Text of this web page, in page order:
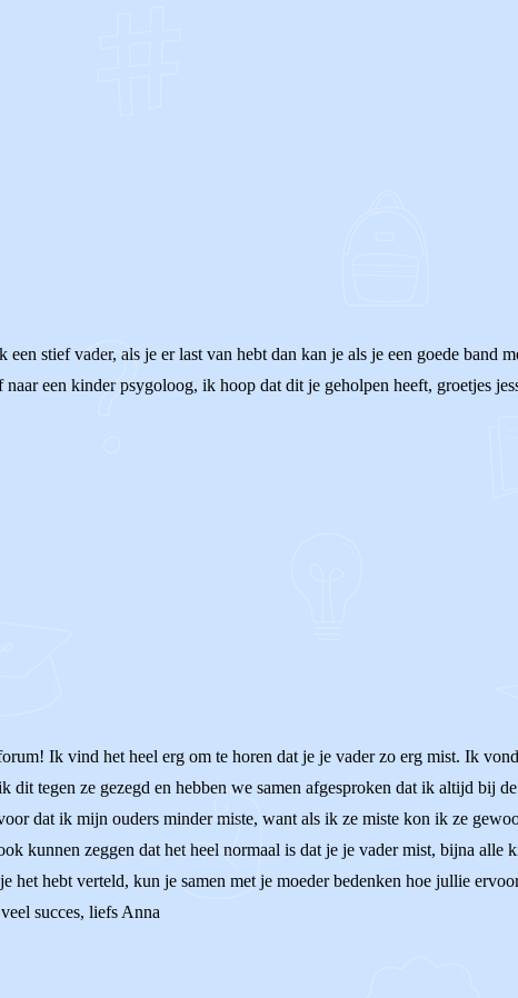
stief vader, als je er last van hebt dan kan je als je een goede band
een kinder psygoloog, ik hoop dat dit je geholpen heeft, groetjes
Ik vind het heel erg om te horen dat je je vader zo erg mist. Ik
dit tegen ze gezegd en hebben we samen afgesproken dat ik altijd bij
dat ik mijn ouders minder miste, want als ik ze miste kon ik ze
kunnen zeggen dat het heel normaal is dat je je vader mist, bijna alle
het hebt verteld, kun je samen met je moeder bedenken hoe jullie
succes, liefs Anna